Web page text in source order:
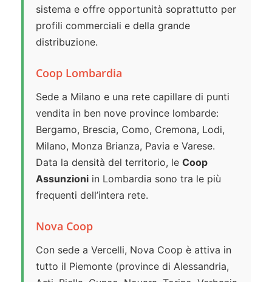
sistema e offre opportunità soprattutto per
profili commerciali e della grande
distribuzione.
Coop Lombardia
Sede a Milano e una rete capillare di punti
vendita in ben nove province lombarde:
Bergamo, Brescia, Como, Cremona, Lodi,
Milano, Monza Brianza, Pavia e Varese.
Data la densità del territorio, le Coop
Assunzioni in Lombardia sono tra le più
frequenti dell’intera rete.
Nova Coop
Con sede a Vercelli, Nova Coop è attiva in
tutto il Piemonte (province di Alessandria,